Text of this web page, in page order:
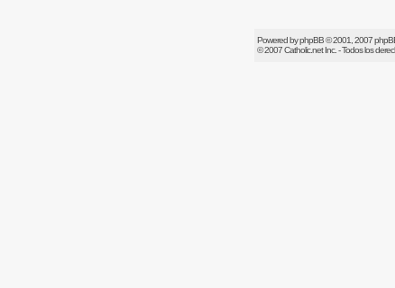
Powered byphpBB© 2001, 2007
© 2007Catholic.netInc. - Todos los